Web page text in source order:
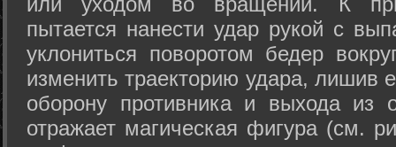
пытается нанести удар рукой с
уклониться поворотом бедер
изменить траекторию удара, лишив
оборону противника и выхода из
отражает магическая фигура (см.